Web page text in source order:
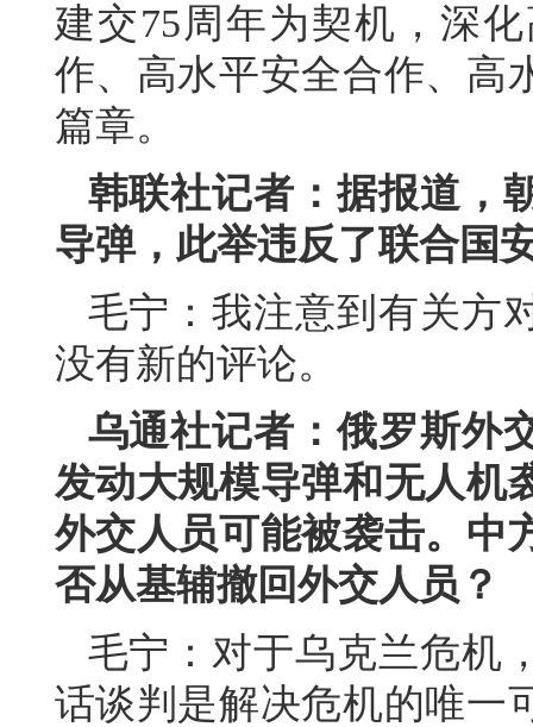
建交75周年为契机，深
作、高水平安全合作、高
篇章。
韩联社记者：据报道，
导弹，此举违反了联合国
毛宁：我注意到有关方
没有新的评论。
乌通社记者：俄罗斯外
发动大规模导弹和无人机
外交人员可能被袭击。中
否从基辅撤回外交人员？
毛宁：对于乌克兰危机
话谈判是解决危机的唯一